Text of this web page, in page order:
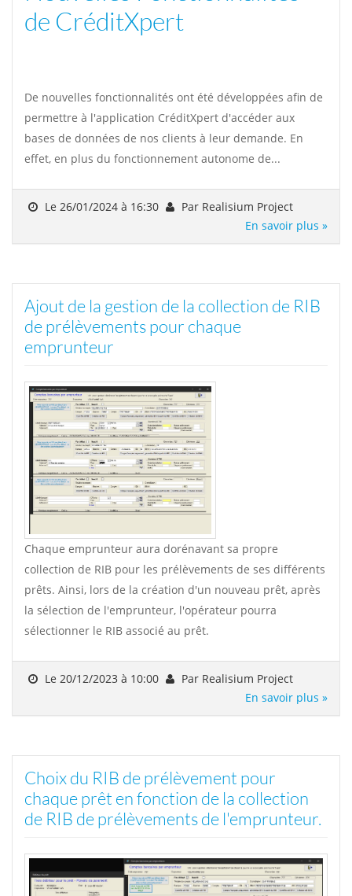
de CréditXpert
De nouvelles fonctionnalités ont été développées afin de
permettre à l'application CréditXpert d'accéder aux
bases de données de nos clients à leur demande. En
effet, en plus du fonctionnement autonome de...
Le 26/01/2024 à 16:30
Par Realisium Project
En savoir plus »
Ajout de la gestion de la collection de RIB
de prélèvements pour chaque
emprunteur
Chaque emprunteur aura dorénavant sa propre
collection de RIB pour les prélèvements de ses différents
prêts. Ainsi, lors de la création d'un nouveau prêt, après
la sélection de l'emprunteur, l'opérateur pourra
sélectionner le RIB associé au prêt.
Le 20/12/2023 à 10:00
Par Realisium Project
En savoir plus »
Choix du RIB de prélèvement pour
chaque prêt en fonction de la collection
de RIB de prélèvements de l'emprunteur.